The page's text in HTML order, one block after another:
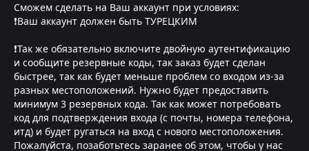
Сможем сделать на Ваш аккаунт при условиях:
❗Ваш аккаунт должен быть ТУРЕЦКИМ
❗Так же обязательно включите двойную аутентификацию
и сообщите резервные коды, так заказ будет сделан
быстрее, так как будет меньше проблем со входом из-за
разных местоположений. Нужно будет предоставить
минимум 3 резервных кода. Так как может потребовать
код для подтверждения входа (с почты, номера телефона,
итд) и будет ругаться на вход с нового местоположения.
Пожалуйста, позаботьтесь заранее об этом, чтобы у нас